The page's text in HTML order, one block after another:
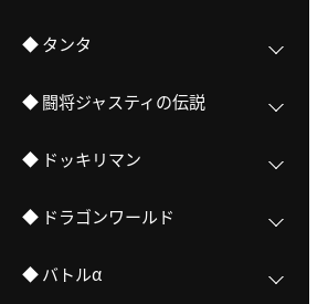
◆ タンタ
◆ 闘将ジャスティの伝説
◆ ドッキリマン
◆ ドラゴンワールド
◆ バトルα